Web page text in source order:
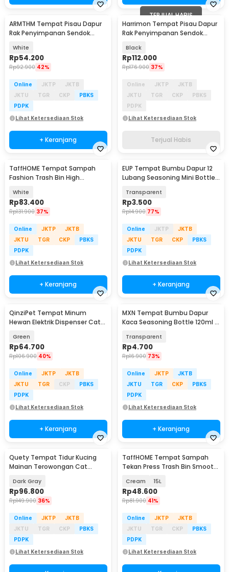
ARMTHM Tempat Pisau Dapur
Rak Penyimpanan Sendok
White
Rp54.200
Rp92.900 42%
Online JKTP
JKTB
JKTU
TGR CKP
PBKS
PDPK
Lihat Ketersediaan Stok
+ Keranjang
TERJUAL HABIS
Harrimon Tempat Pisau Dapur
Rak Penyimpanan Sendok
Black
Rp112.000
Rp176.900 37%
Online JKTP
JKTB
JKTU
TGR CKP
PBKS
PDPK
Lihat Ketersediaan Stok
Terjual Habis
TaffHOME Tempat Sampah
Fashion Trash Bin High
White
Rp83.400
Rp131.900 37%
Online JKTP
JKTB
JKTU
TGR CKP
PBKS
PDPK
Lihat Ketersediaan Stok
+ Keranjang
EUP Tempat Bumbu Dapur 12
Lubang Seasoning Mini Bottle
Transparent
Rp3.500
Rp14.900 77%
Online JKTP
JKTB
JKTU
TGR CKP
PBKS
PDPK
Lihat Ketersediaan Stok
+ Keranjang
QinziPet Tempat Minum
Hewan Elektrik Dispenser Cat
Green
Rp64.700
Rp106.900 40%
Online JKTP
JKTB
JKTU
TGR CKP
PBKS
PDPK
Lihat Ketersediaan Stok
+ Keranjang
MXN Tempat Bumbu Dapur
Kaca Seasoning Bottle 120ml -
Transparent
Rp4.700
Rp16.900 73%
Online JKTP
JKTB
JKTU
TGR CKP
PBKS
PDPK
Lihat Ketersediaan Stok
+ Keranjang
Quety Tempat Tidur Kucing
Mainan Terowongan Cat
Dark Gray
Rp96.800
Rp149.900 36%
Online JKTP
JKTB
JKTU
TGR CKP
PBKS
PDPK
Lihat Ketersediaan Stok
TaffHOME Tempat Sampah
Tekan Press Trash Bin Smooth
Cream 15L
Rp48.600
Rp81.900 41%
Online JKTP
JKTB
JKTU
TGR CKP
PBKS
PDPK
Lihat Ketersediaan Stok